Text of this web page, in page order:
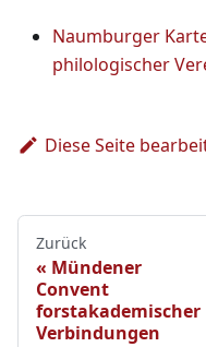
Naumburger
philologischer
Diese Seite
Zurück
Mündener
Convent
forstakademischer
Verbindungen